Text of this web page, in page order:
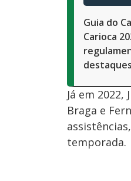
Guia do
Carioca
destaques
Já em
Braga e
temporada.